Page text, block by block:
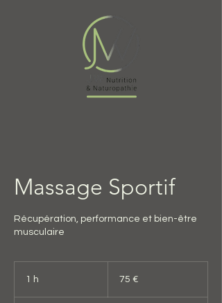
Massage Sportif
Récupération, performance et bien-être
musculaire
1 h 75 €